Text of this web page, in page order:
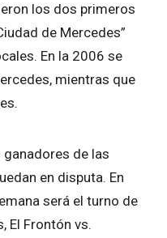
los dos primeros
de Mercedes”
En la 2006 se
mientras que
de las
en disputa. En
será el turno de
El Frontón vs.